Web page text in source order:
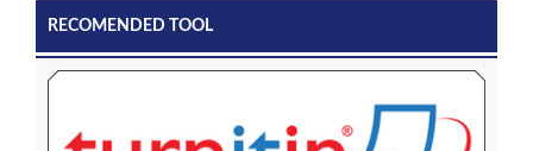
RECOMENDED TOOL